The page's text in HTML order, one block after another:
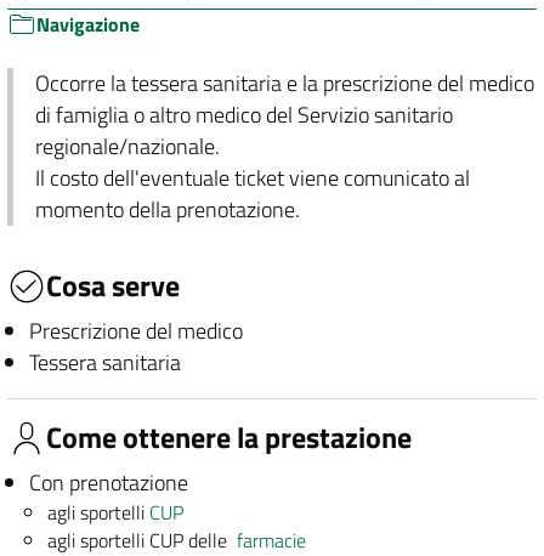
Navigazione
Occorre la tessera sanitaria e la prescrizione del medico
di famiglia o altro medico del Servizio sanitario
regionale/nazionale.
Il costo dell'eventuale ticket viene comunicato al
momento della prenotazione.
Cosa serve
Prescrizione del medico
Tessera sanitaria
Come ottenere la prestazione
Con prenotazione
agli sportelli CUP
agli sportelli CUP dellefarmacie